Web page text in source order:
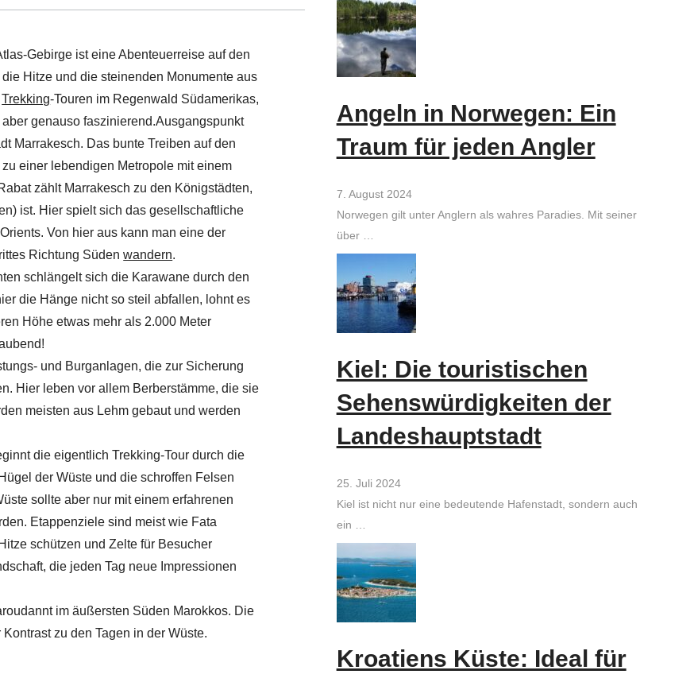
Gebirge ist eine Abenteuerreise auf den
Hitze und die steinenden Monumente aus
Trekking-Touren im Regenwald Südamerikas,
genauso faszinierend.Ausgangspunkt
Marrakesch. Das bunte Treiben auf den
einer lebendigen Metropole mit einem
zählt Marrakesch zu den Königstädten,
ist. Hier spielt sich das gesellschaftliche
Von hier aus kann man eine der
Richtung Südenwandern.
schlängelt sich die Karawane durch den
die Hänge nicht so steil abfallen, lohnt es
Höhe etwas mehr als 2.000 Meter
und Burganlagen, die zur Sicherung
Hier leben vor allem Berberstämme, die sie
meisten aus Lehm gebaut und werden
die eigentlich Trekking-Tour durch die
der Wüste und die schroffen Felsen
sollte aber nur mit einem erfahrenen
Etappenziele sind meist wie Fata
schützen und Zelte für Besucher
die jeden Tag neue Impressionen
im äußersten Süden Marokkos. Die
zu den Tagen in der Wüste.
Angeln in Norwegen: Ein
Traum für jeden Angler
7. August 2024
Norwegen gilt unter Anglern als wahres Paradies. Mit seiner
über …
Kiel: Die touristischen
Sehenswürdigkeiten der
Landeshauptstadt
25. Juli 2024
Kiel ist nicht nur eine bedeutende Hafenstadt, sondern auch
ein …
Kroatiens Küste: Ideal für